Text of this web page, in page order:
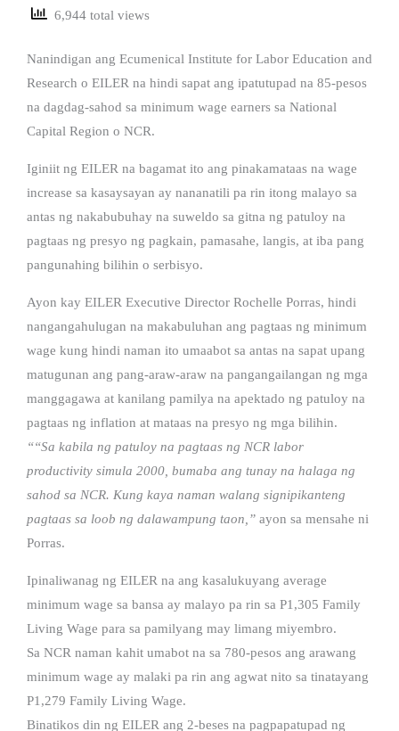
6,944 total views
Nanindigan ang Ecumenical Institute for Labor Education and
Research o EILER na hindi sapat ang ipatutupad na 85-pesos
na dagdag-sahod sa minimum wage earners sa National
Capital Region o NCR.
Iginiit ng EILER na bagamat ito ang pinakamataas na wage
increase sa kasaysayan ay nananatili pa rin itong malayo sa
antas ng nakabubuhay na suweldo sa gitna ng patuloy na
pagtaas ng presyo ng pagkain, pamasahe, langis, at iba pang
pangunahing bilihin o serbisyo.
Ayon kay EILER Executive Director Rochelle Porras, hindi
nangangahulugan na makabuluhan ang pagtaas ng minimum
wage kung hindi naman ito umaabot sa antas na sapat upang
matugunan ang pang-araw-araw na pangangailangan ng mga
manggagawa at kanilang pamilya na apektado ng patuloy na
pagtaas ng inflation at mataas na presyo ng mga bilihin.
““Sa kabila ng patuloy na pagtaas ng NCR labor
productivity simula 2000, bumaba ang tunay na halaga ng
sahod sa NCR. Kung kaya naman walang signipikanteng
pagtaas sa loob ng dalawampung taon,” ayon sa mensahe ni
Porras.
Ipinaliwanag ng EILER na ang kasalukuyang average
minimum wage sa bansa ay malayo pa rin sa P1,305 Family
Living Wage para sa pamilyang may limang miyembro.
Sa NCR naman kahit umabot na sa 780-pesos ang arawang
minimum wage ay malaki pa rin ang agwat nito sa tinatayang
P1,279 Family Living Wage.
Binatikos din ng EILER ang 2-beses na pagpapatupad ng